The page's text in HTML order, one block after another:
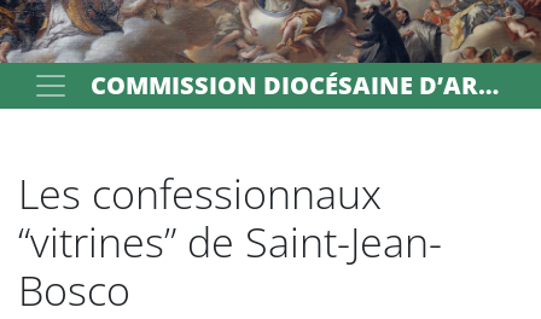
COMMISSION DIOCÉSAINE D’ART SACRÉ DE PARIS
Les confessionnaux
“vitrines” de Saint-Jean-
Bosco